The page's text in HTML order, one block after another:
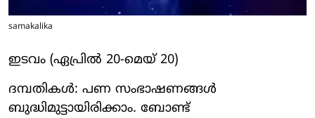
samakalika
ഇടവം (ഏപ്രില്‍ 20-മെയ് 20)
ദമ്പതികള്‍: പണ സംഭാഷണങ്ങള്‍
ബുദ്ധിമുട്ടായിരിക്കാം. ബോണ്ട്